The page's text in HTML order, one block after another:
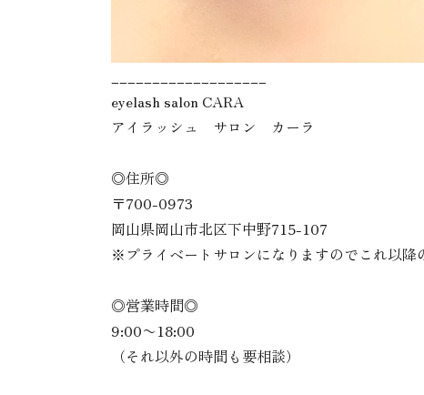
eyelash salon CARA
アイラッシュ サロン カーラ
◎住所◎
〒700-0973
岡山県岡山市北区下中野715-107
※プライベートサロンになりますのでこれ以降
◎営業時間◎
9:00〜18:00
（それ以外の時間も要相談）